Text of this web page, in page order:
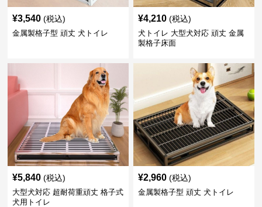
¥3,540 (税込)
金属製格子型 頑丈 犬トイレ
¥4,210 (税込)
犬トイレ 大型犬対応 頑丈 金属
製格子床面
¥5,840 (税込)
大型犬対応 超耐荷重頑丈 格子式
犬用トイレ
¥2,960 (税込)
金属製格子型 頑丈 犬トイレ